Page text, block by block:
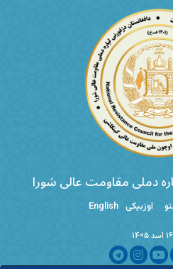
دملی مقاومت عالی شورا
اوزبیکی English